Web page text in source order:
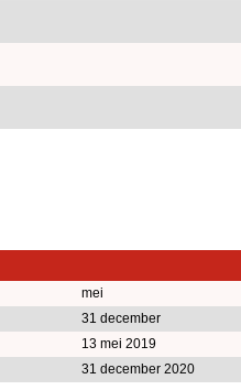
mei
31 december
13 mei 2019
31 december 2020